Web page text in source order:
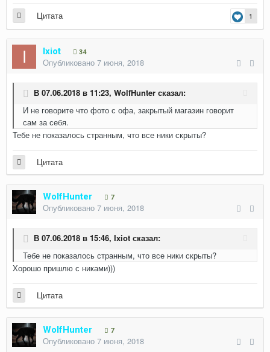
1
Цитата
Ixiot 34
Опубликовано 7 июня, 2018
В 07.06.2018 в 11:23, WolfHunter сказал:
И не говорите что фото с офа, закрытый магазин говорит
сам за себя.
Тебе не показалось странным, что все ники скрыты?
Цитата
WolfHunter 7
Опубликовано 7 июня, 2018
В 07.06.2018 в 15:46, Ixiot сказал:
Тебе не показалось странным, что все ники скрыты?
Хорошо пришлю с никами)))
Цитата
WolfHunter 7
Опубликовано 7 июня, 2018